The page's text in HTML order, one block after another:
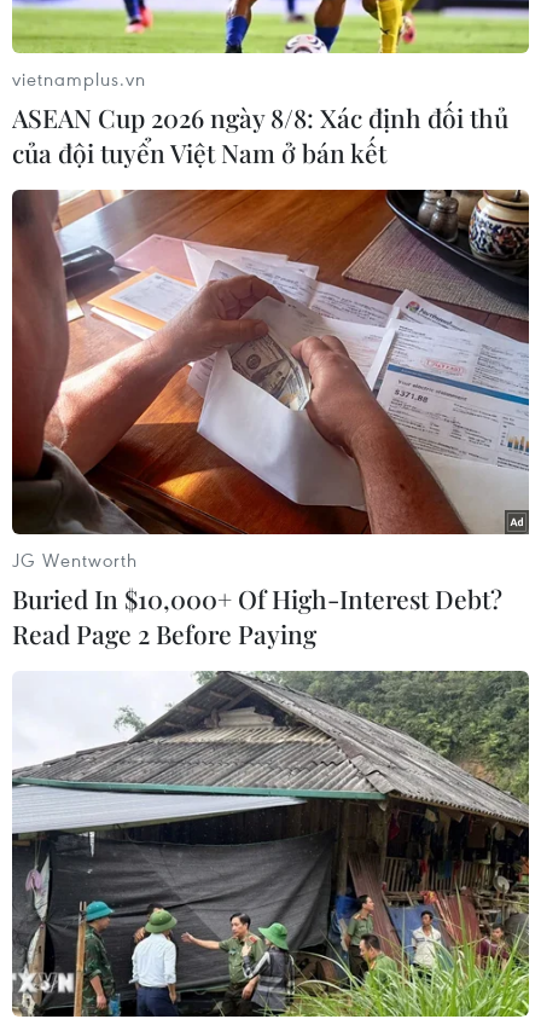
Giới nghiên cứu nhận định số liệu những ngày
qua cho thấy các biện pháp phong toả tại
Singapore, bắt đầu được áp dụng từ ngày 7/4 đã
mang lại hiệu quả nhất định, tuy nhiên xu
hướng ca mắc bệnh trong cộng đồng giảm cần
phải được duy trì ít nhất là tới hết tuần đầu
tháng Năm và số ca nhiễm từ các khu nhà tập
thể của lao động nước ngoài vẫn tiếp tục là một
thách thức.
Theo Tiến sỹ Leo Hoe Nam, chuyên gia bệnh
truyền nhiễm tại bệnh viện Mount Elizabeht
Novena, ông kỳ vọng số ca nhiễm trong cộng
đồng sẽ xuống mức dưới 5 ca/ngày trong tuần
tới và sau đó sẽ có thể xuống con số 0 trong tuần
đầu tháng Năm.
Trong khi đó, giáo sư Wang Linfa thuộc Đại học
Quốc gia Singapore cho rằng chỉ có thể lạc quan
khi số ca mắc bệnh liên tục giảm trong từ 1 đến
2 tuần, ít nhất cũng phải tới ngày 10/5.
[Dịch COVID-19 ngày 28/4: Châu Á đề cao cảnh
giác trước kỳ nghỉ lễ]
Cùng chung quan điểm này, Giáo sư Hsu Li Yang
cũng thuộc trường đại học trên nhận định cần ít
nhất một tuần liên tục số ca nhiễm virus SARS-
CoV-2 trong cộng đồng dưới 10 ca mỗi ngày mới
có thể coi là dấu hiệu đang đi đúng hướng.
Trong khi đó, theo phóng viên TTXVN tại
vietnamplus.vn
ASEAN Cup 2026 ngày 8/8: Xác định đối thủ
của đội tuyển Việt Nam ở bán kết
JG Wentworth
Buried In $10,000+ Of High-Interest Debt?
Read Page 2 Before Paying